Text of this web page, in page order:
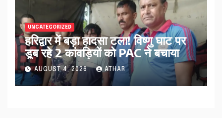
UNCATEGORIZED
हरिद्वार में बड़ा हादसा टला! विष्णु घाट पर
डूब रहे 2 कांवड़ियों को PAC ने बचाया
AUGUST 4, 2026 ATHAR